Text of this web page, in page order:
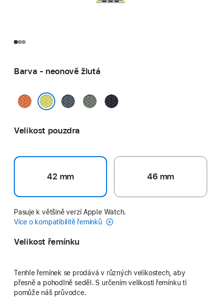
Barva - neonově žlutá
kurkumová ocelovězelenošedá
temně
Velikost pouzdra
42 mm 46 mm
Pasuje k většině verzí Apple Watch.
Více o kompatibilitě řemínků
Velikost řemínku
Tenhle řemínek se prodává v různých velikostech, aby
přesně a pohodlně seděl. S určením velikosti řemínku ti
pomůže náš průvodce.